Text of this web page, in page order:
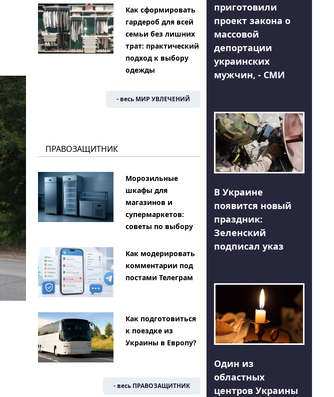
Как сформировать
гардероб для всей
семьи без лишних
трат: практический
подход к выбору
одежды
- весь МИР УВЛЕЧЕНИЙ
ПРАВОЗАЩИТНИК
Морозильные
шкафы для
магазинов и
супермаркетов:
советы по выбору
Как модерировать
комментарии под
постами Телеграм
Как подготовиться
к поездке из
Украины в Европу?
- весь ПРАВОЗАЩИТНИК
приготовили
проект закона о
массовой
депортации
украинских
мужчин, - СМИ
В Украине
появится новый
праздник:
Зеленский
подписал указ
Один из
областных
центров Украины